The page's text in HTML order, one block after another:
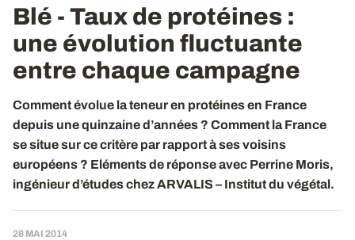
Blé - Taux de protéines :
une évolution fluctuante
entre chaque campagne
Comment évolue la teneur en protéines en France
depuis une quinzaine d’années ? Comment la France
se situe sur ce critère par rapport à ses voisins
européens ? Eléments de réponse avec Perrine Moris,
ingénieur d’études chez ARVALIS – Institut du végétal.
28 MAI 2014